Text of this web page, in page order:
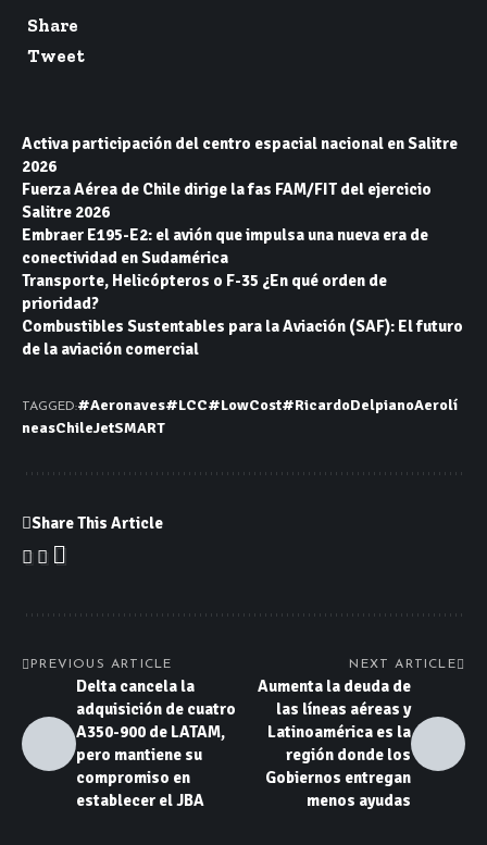
Share
Tweet
Activa participación del centro espacial nacional en Salitre
2026
Fuerza Aérea de Chile dirige la fas FAM/FIT del ejercicio
Salitre 2026
Embraer E195-E2: el avión que impulsa una nueva era de
conectividad en Sudamérica
Transporte, Helicópteros o F-35 ¿En qué orden de
prioridad?
Combustibles Sustentables para la Aviación (SAF): El futuro
de la aviación comercial
TAGGED:#Aeronaves#LCC#LowCost#RicardoDelpianoAerolí
neasChileJetSMART
Share This Article
PREVIOUS ARTICLE
Delta cancela la
adquisición de cuatro
A350-900 de LATAM,
pero mantiene su
compromiso en
establecer el JBA
NEXT ARTICLE
Aumenta la deuda de
las líneas aéreas y
Latinoamérica es la
región donde los
Gobiernos entregan
menos ayudas